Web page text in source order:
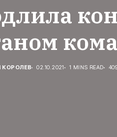
КОРОЛЕВ 02.10.2021 1 MINS READ